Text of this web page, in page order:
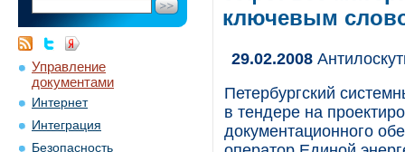
Управление
документами
Интернет
Интеграция
Безопасность
ключевым
29.02.2008
Петербургский
в тендере на
документационного